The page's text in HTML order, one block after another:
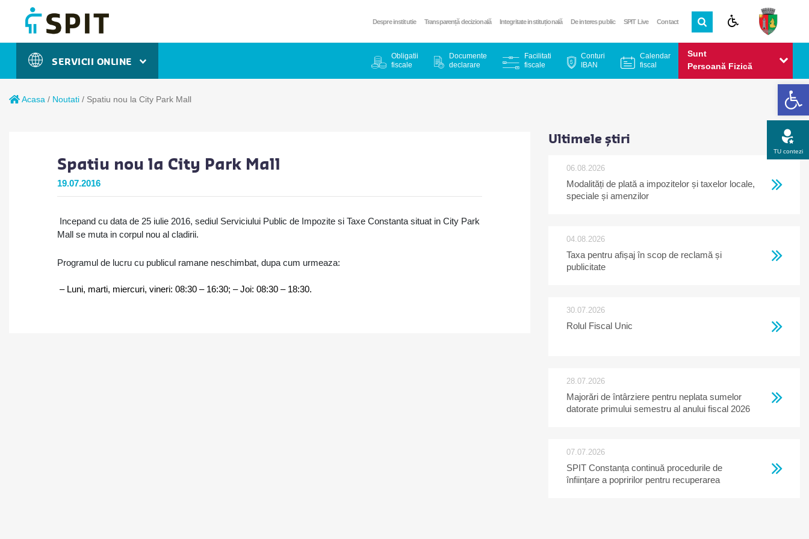
Despre institutie Transparență decizională Integritate instituțională De interes public SPIT Live Contact
SERVICII ONLINE
Sunt
Persoană Fizică
Obligatii
fiscale
Documente
declarare
Facilitati
fiscale
Conturi
IBAN
Calendar
fiscal
Acasa / Noutati / Spatiu nou la City Park Mall
Spatiu nou la City Park Mall
19.07.2016
Incepand cu data de 25 iulie 2016, sediul Serviciului Public de Impozite si Taxe Constanta situat in City Park
Mall se muta in corpul nou al cladirii.
Programul de lucru cu publicul ramane neschimbat, dupa cum urmeaza:
– Luni, marti, miercuri, vineri: 08:30 – 16:30; –Joi: 08:30 – 18:30.
Ultimele știri
06.08.2026
Modalități de plată a impozitelor și taxelor locale,
speciale și amenzilor
04.08.2026
Taxa pentru afișaj în scop de reclamă și
publicitate
30.07.2026
Rolul Fiscal Unic
28.07.2026
Majorări de întârziere pentru neplata sumelor
datorate primului semestru al anului fiscal 2026
07.07.2026
SPIT Constanța continuă procedurile de
înființare a popririlor pentru recuperarea
TU contezi
Opinia ta
Apel gratuit
Newsletter
Program